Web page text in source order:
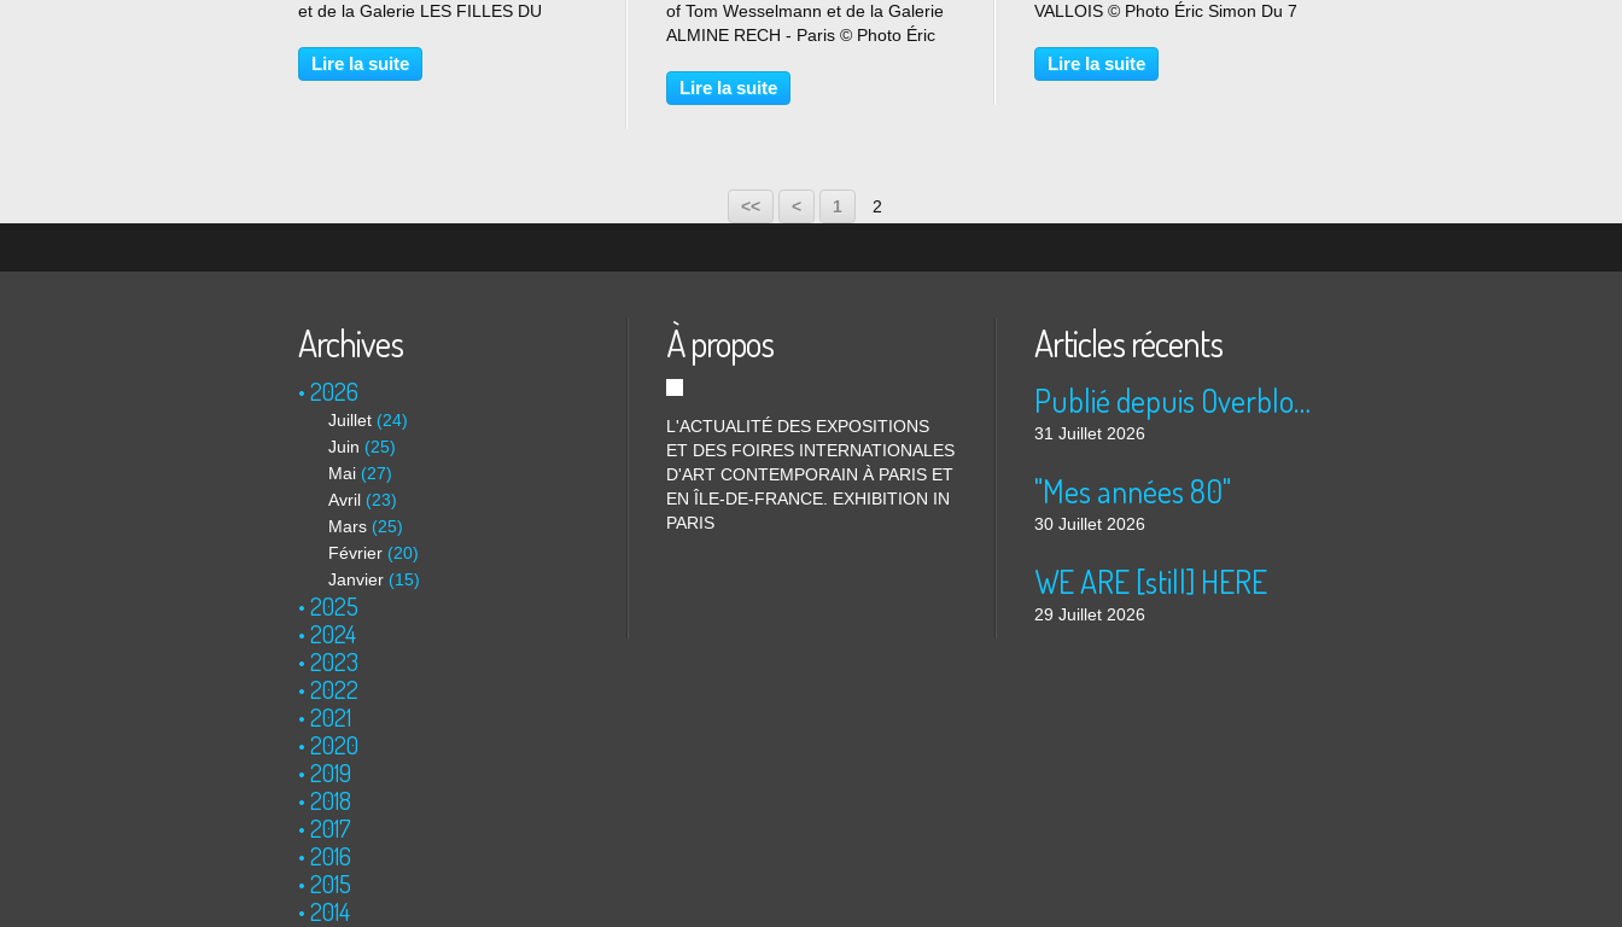
et de la Galerie LES FILLES DU
juin au 20 juillet 2024 Cet été 2024,
la galerie Les filles du calvaire
Lire la suite
of Tom Wesselmann et de la Galerie
ALMINE RECH - Paris © Photo Éric
Almine Rech Paris, Matignon a le
plaisir de présenter la cinquième
Lire la suite
VALLOIS © Photo Éric Simon Du 7
redoutables qui s’agitent autour de
femmes nues et affolées. Un
Lire la suite
<< < 1 2
Archives
2026
Juillet (24)
Juin (25)
Mai (27)
Avril (23)
Mars (25)
Février (20)
Janvier (15)
2025
2024
2023
2022
2021
2020
2019
2018
2017
2016
2015
2014
À propos
L'ACTUALITÉ DES EXPOSITIONS
ET DES FOIRES INTERNATIONALES
D'ART CONTEMPORAIN À PARIS ET
EN ÎLE-DE-FRANCE. EXHIBITION IN
PARIS
Articles récents
Publié depuis Overblog et Facebook
31 Juillet 2026
"Mes années 80"
30 Juillet 2026
WE ARE [still] HERE
29 Juillet 2026